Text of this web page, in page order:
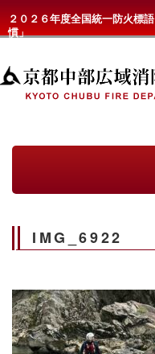
２０２６年度全国統一防火
慣」
IMG_6922